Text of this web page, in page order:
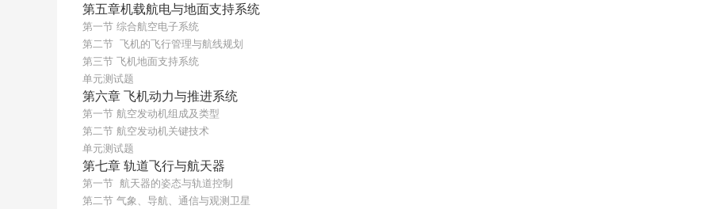
第五章机载航电与地面支持系统
第一节 综合航空电子系统
第二节  飞机的飞行管理与航线规划
第三节 飞机地面支持系统
单元测试题
第六章 飞机动力与推进系统
第一节 航空发动机组成及类型
第二节 航空发动机关键技术
单元测试题
第七章 轨道飞行与航天器
第一节  航天器的姿态与轨道控制
第二节 气象、导航、通信与观测卫星